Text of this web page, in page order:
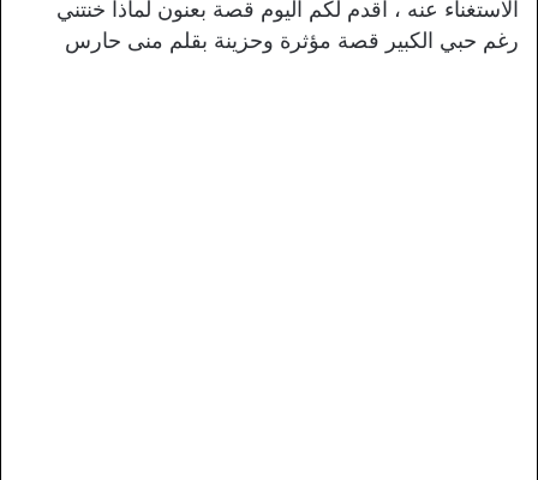
الاستغناء عنه ، اقدم لكم اليوم قصة بعنون لماذا خنتني
رغم حبي الكبير قصة مؤثرة وحزينة بقلم منى حارس